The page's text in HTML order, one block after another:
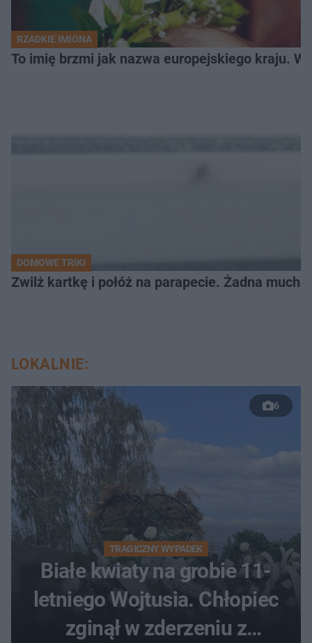
RZADKIE IMIONA
To imię brzmi jak nazwa europejskiego kraju.
DOMOWE TRIKI
Zwilż kartkę i połóż na parapecie. Żadna
LOKALNIE:
6
TRAGICZNY WYPADEK
Białe kwiaty na grobie 11-
letniego Wojtusia. Chłopiec
zginął w zderzeniu z